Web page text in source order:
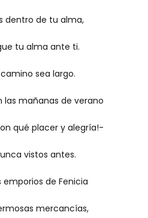
dentro de tu alma,
tu alma ante ti.
sea largo.
las mañanas de verano
qué placer y alegría!-
vistos antes.
de Fenicia
mercancías,